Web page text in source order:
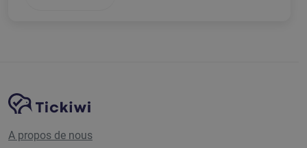
Navigation du sitePlate-forme Tickiwi
A propos de nous